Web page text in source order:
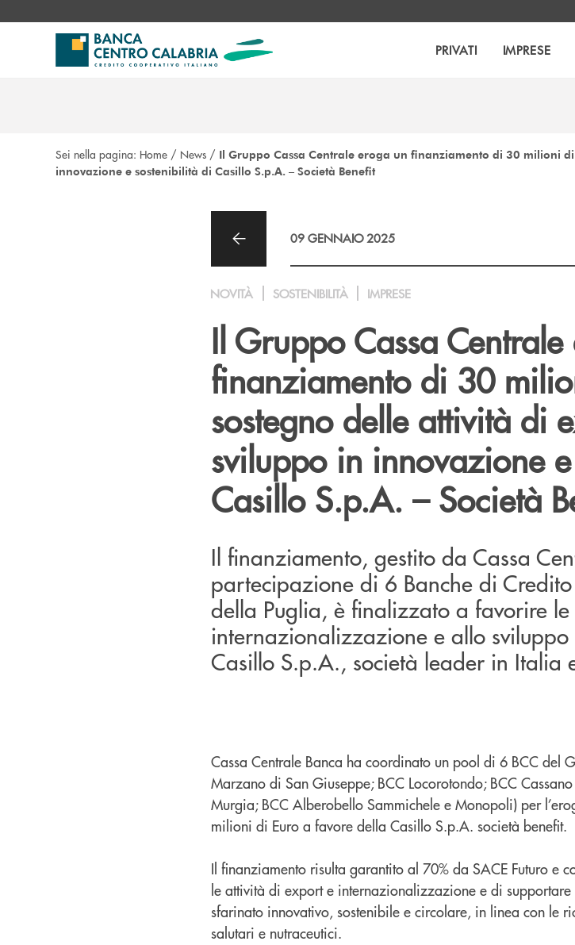
PRIVATI IMPRESE
Sei nella pagina: Home / News / Il Gruppo Cassa Centrale eroga un finanziamento di 30 milioni
innovazione e sostenibilità di Casillo S.p.A. – Società Benefit
09 GENNAIO 2025
NOVITÀ SOSTENIBILITÀ IMPRESE
Il Gruppo Cassa
finanziamento di 30
sostegno delle attività di
sviluppo in innovazione
Casillo S.p.A. – Società
Il finanziamento, gestito da Cassa
partecipazione di 6 Banche di
della Puglia, è finalizzato a favorire
internazionalizzazione e allo
Casillo S.p.A., società leader in Italia
Cassa Centrale Banca ha coordinato un pool di 6 BCC del
Marzano di San Giuseppe; BCC Locorotondo; BCC
Murgia; BCC Alberobello Sammichele e Monopoli) per
milioni di Euro a favore della Casillo S.p.A. società benefit.
Il finanziamento risulta garantito al 70% da SACE Futuro e
le attività di export e internazionalizzazione e di
sfarinato innovativo, sostenibile e circolare, in linea con le
salutari e nutraceutici.